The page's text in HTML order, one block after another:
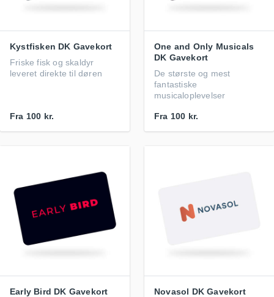
Kystfisken DK Gavekort
Friske fisk og skaldyr
leveret direkte til døren
Fra 100 kr.
One and Only Musicals
DK Gavekort
De største og mest
fantastiske
musicaloplevelser
Fra 100 kr.
Early Bird DK Gavekort
Novasol DK Gavekort